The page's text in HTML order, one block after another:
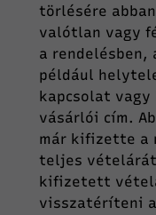
törlésére
valótlan vagy
a rendelésben,
például
kapcsolat
vásárlói cím.
már kifizette a
teljes
kifizetett
visszatéríteni